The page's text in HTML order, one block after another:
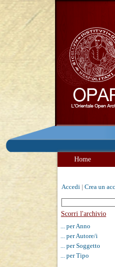
Home
Accedi Crea un
Scorri l'archivio
... per Anno
... per Autore/i
... per Soggetto
... per Tipo